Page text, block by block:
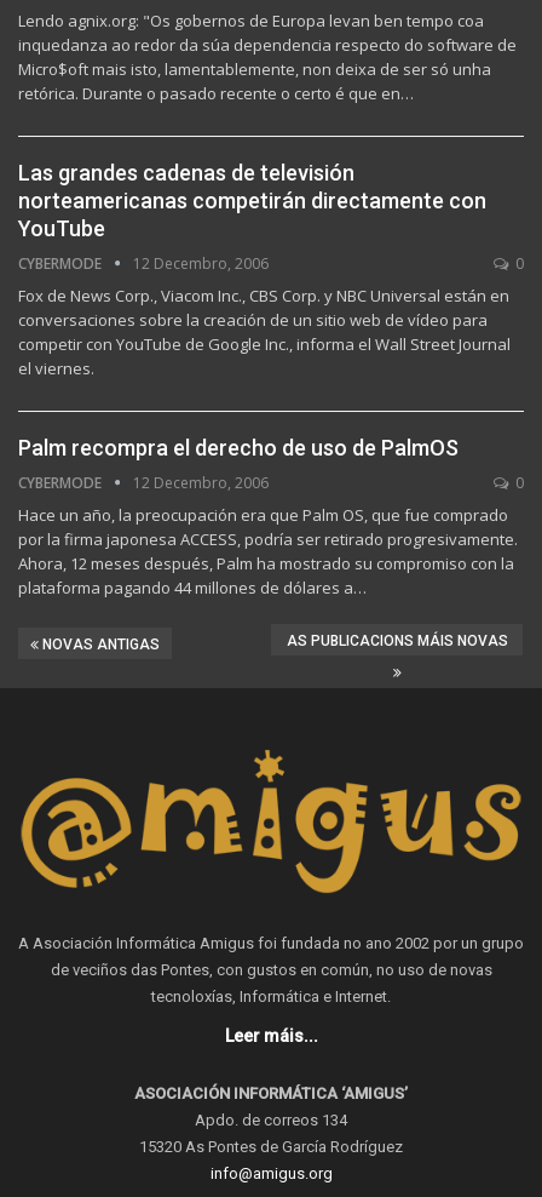
Lendo agnix.org: "Os gobernos de Europa levan ben tempo coa
inquedanza ao redor da súa dependencia respecto do software de
Micro$oft mais isto, lamentablemente, non deixa de ser só unha
retórica. Durante o pasado recente o certo é que en…
Las grandes cadenas de televisión
norteamericanas competirán directamente con
YouTube
CYBERMODE 12 Decembro, 2006 0
Fox de News Corp., Viacom Inc., CBS Corp. y NBC Universal están en
conversaciones sobre la creación de un sitio web de vídeo para
competir con YouTube de Google Inc., informa el Wall Street Journal
el viernes.
Palm recompra el derecho de uso de PalmOS
CYBERMODE 12 Decembro, 2006 0
Hace un año, la preocupación era que Palm OS, que fue comprado
por la firma japonesa ACCESS, podría ser retirado progresivamente.
Ahora, 12 meses después, Palm ha mostrado su compromiso con la
plataforma pagando 44 millones de dólares a…
NOVAS ANTIGAS AS PUBLICACIONS MÁIS NOVAS
A Asociación Informática Amigus foi fundada no ano 2002 por un grupo
de veciños das Pontes, con gustos en común, no uso de novas
tecnoloxías, Informática e Internet.
Leer máis...
ASOCIACIÓN INFORMÁTICA ‘AMIGUS’
Apdo. de correos 134
15320 As Pontes de García Rodríguez
info@amigus.org